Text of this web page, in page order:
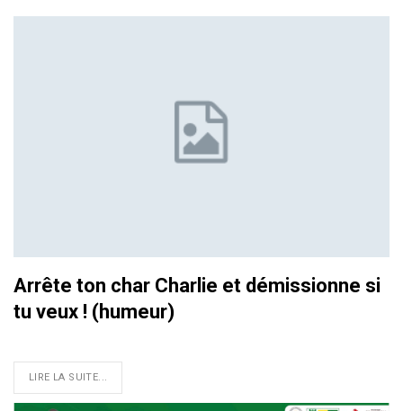
Arrête ton char Charlie et démissionne si
tu veux ! (humeur)
LIRE LA SUITE...